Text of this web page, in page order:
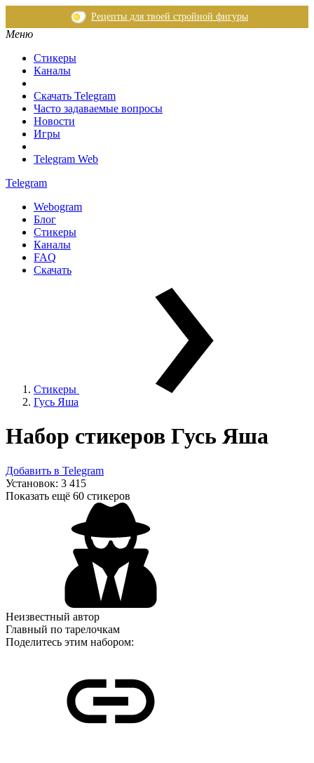
Рецепты для твоей стройной фигуры
Меню
Стикеры
Каналы
Скачать Telegram
Часто задаваемые вопросы
Новости
Игры
Telegram Web
Telegram
Webogram
Блог
Стикеры
Каналы
FAQ
Скачать
Стикеры
Гусь Яша
Набор стикеров Гусь Яша
Добавить в Telegram
Установок: 3 415
Показать ещё 60 стикеров
Неизвестный автор
Главный по тарелочкам
Поделитесь этим набором: